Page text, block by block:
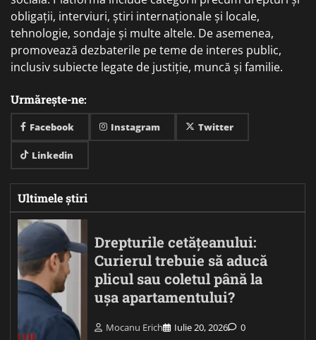
obligații, interviuri, știri internaționale și locale,
tehnologie, sondaje și multe altele. De asemenea,
promovează dezbaterile pe teme de interes public,
inclusiv subiecte legate de justiție, muncă și familie.
Urmărește-ne:
Facebook Instagram Twitter
Linkedin
Ultimele știri
Drepturile cetățeanului:
Curierul trebuie să aducă
plicul sau coletul până la
ușa apartamentului?
Mocanu Erich Iulie 20, 2026 0